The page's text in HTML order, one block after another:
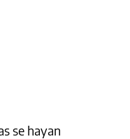
se hayan